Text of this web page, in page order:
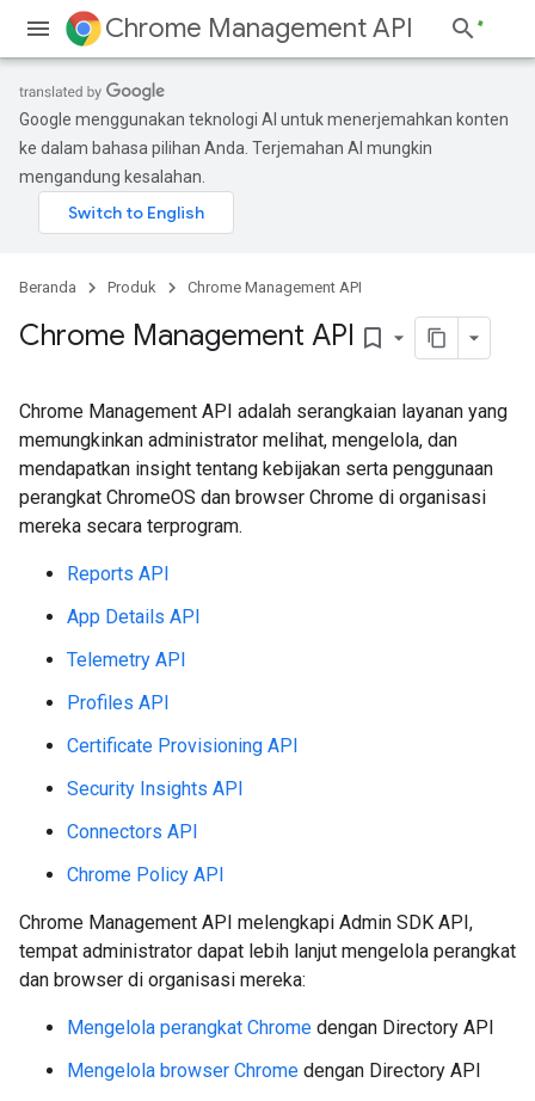
Chrome Management API
Google menggunakan teknologi AI untuk menerjemahkan konten
ke dalam bahasa pilihan Anda. Terjemahan AI mungkin
mengandung kesalahan.
Beranda Produk Chrome Management API
Chrome Management API bookmark_border
Chrome Management API adalah serangkaian layanan yang
memungkinkan administrator melihat, mengelola, dan
mendapatkan insight tentang kebijakan serta penggunaan
perangkat ChromeOS dan browser Chrome di organisasi
mereka secara terprogram.
Reports API
App Details API
Telemetry API
Profiles API
Certificate Provisioning API
Security Insights API
Connectors API
Chrome Policy API
Chrome Management API melengkapi Admin SDK API,
tempat administrator dapat lebih lanjut mengelola perangkat
dan browser di organisasi mereka:
Mengelola perangkat Chrome dengan Directory API
Mengelola browser Chrome dengan Directory API